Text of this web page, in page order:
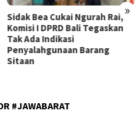
»
Rahina Tumpek Krulut,
Pemkab Bangli Hadirkan
Pengobatan Gratis di Empat
Kecamatan Wujudkan
Pelayanan Kesehatan
#JAWABARAT